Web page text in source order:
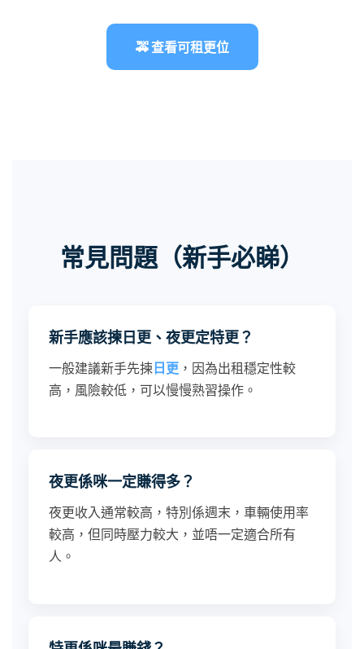
🚕 查看可租更位
常見問題（新手必睇）
新手應該揀日更、夜更定特更？
一般建議新手先揀 日更 ，因為出租穩定性較
高，風險較低，可以慢慢熟習操作。
夜更係咪一定賺得多？
夜更收入通常較高，特別係週末，車輛使用率
較高，但同時壓力較大，並唔一定適合所有
人。